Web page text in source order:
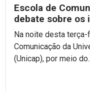
Escola de
debate sobre os
Artificial
Na noite desta
Comunicação da
(Unicap), por meio